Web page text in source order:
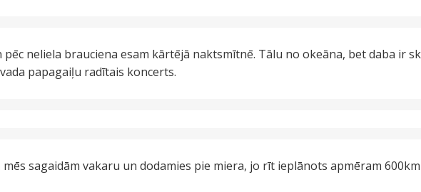
pēc neliela brauciena esam kārtējā naktsmītnē. Tālu no okeāna, bet daba ir
papagaiļu radītais koncerts.
mēs sagaidām vakaru un dodamies pie miera, jo rīt ieplānots apmēram